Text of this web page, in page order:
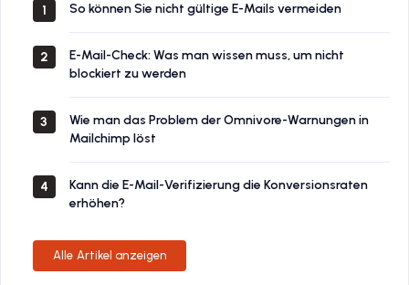
1 So können Sie nicht gültige E-Mails vermeiden
2
E-Mail-Check: Was man wissen muss, um nicht
blockiert zu werden
3
Wie man das Problem der Omnivore-Warnungen in
Mailchimp löst
4
Kann die E-Mail-Verifizierung die Konversionsraten
erhöhen?
Alle Artikel anzeigen